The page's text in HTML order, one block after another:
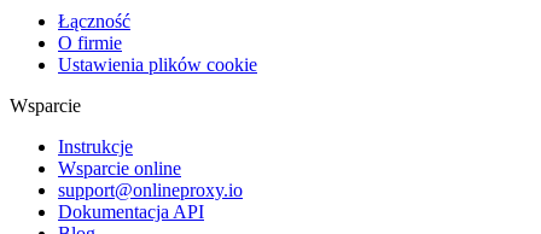
Łączność
O firmie
Ustawienia plików cookie
Wsparcie
Instrukcje
Wsparcie online
support@onlineproxy.io
Dokumentacja API